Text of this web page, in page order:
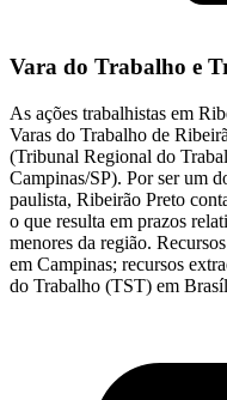
Vara do Trabalho e
As ações trabalhistas em
Varas do Trabalho de
(Tribunal Regional do
Campinas/SP). Por ser um
paulista, Ribeirão Preto
o que resulta em prazos
menores da região.
em Campinas; recursos
do Trabalho (TST) em